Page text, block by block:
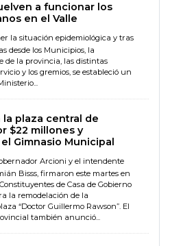
a funcionar los
en el Valle
la situación epidemiológica y tras
desde los Municipios, la
de la provincia, las distintas
y los gremios, se estableció un
la plaza central de
$22 millones y
Gimnasio Municipal
Arcioni y el intendente
Bisss, firmaron este martes en
de Casa de Gobierno
la remodelación de la
“Doctor Guillermo Rawson”. El
también anunció...